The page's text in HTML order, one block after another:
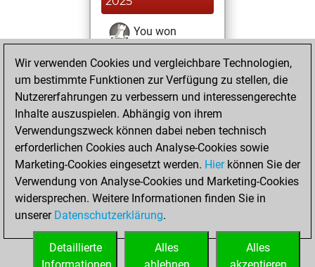
You won
Dienstag, Januar
24, 2023
You created
your Fritz account
Fritz
You
played 1 blitz games
Play
You
blitz
Wir verwenden Cookies und vergleichbare Technologien,
um bestimmte Funktionen zur Verfügung zu stellen, die
Nutzererfahrungen zu verbessern und interessengerechte
Inhalte auszuspielen. Abhängig von ihrem
Verwendungszweck können dabei neben technisch
erforderlichen Cookies auch Analyse-Cookies sowie
Marketing-Cookies eingesetzt werden. Hierkönnen Sie der
Verwendung von Analyse-Cookies und Marketing-Cookies
widersprechen. Weitere Informationen finden Sie in
unserer Datenschutzerklärung.
Alles
Alles
Detaillierte